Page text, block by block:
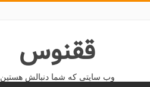
ققنوس
وب سایتی که شما دنبالش هستین